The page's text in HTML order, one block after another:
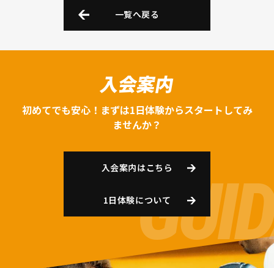
一覧へ戻る
入会案内
初めてでも安心！まずは1日体験からスタートしてみ
ませんか？
入会案内はこちら
1日体験について